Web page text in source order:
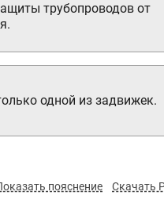
одной из задвижек.
трубопроводов от
пояснение Скачать